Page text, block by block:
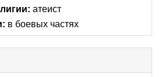
collapse
атеист
в боевых частях